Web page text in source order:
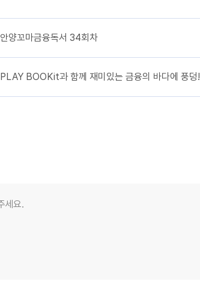
안양꼬마금융독서 34회차
PLAY BOOKit과 함께 재미있는 금융의 바다에 풍덩!